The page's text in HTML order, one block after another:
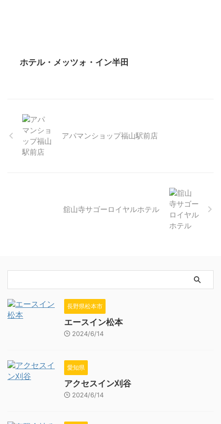
ホテル・メッツォ・イン半田
アパマンショップ福山駅前店
舘山寺サゴーロイヤルホテル
長野県松本市
エースイン松本
2024/6/14
愛知県
アクセスイン刈谷
2024/6/14